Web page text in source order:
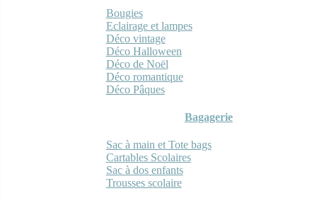
Bougies
Eclairage et lampes
Déco vintage
Déco Halloween
Déco de Noël
Déco romantique
Déco Pâques
Bagagerie
Sac à main et Tote bags
Cartables Scolaires
Sac à dos enfants
Trousses scolaire